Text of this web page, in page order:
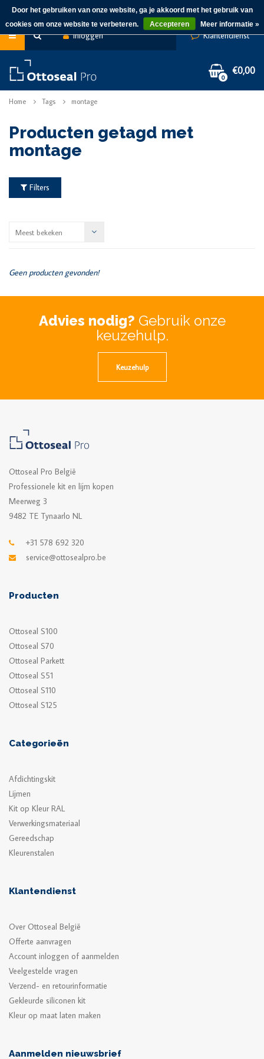
Inloggen Klantendienst
0
€0,00
Home Tags montage
Producten getagd met
montage
Filters
Meest bekeken
Geen producten gevonden!
Advies nodig? Gebruik onze
keuzehulp.
Keuzehulp
Ottoseal Pro België
Professionele kit en lijm kopen
Meerweg 3
9482 TE Tynaarlo NL
+31 578 692 320
service@ottosealpro.be
Producten
Ottoseal S100
Ottoseal S70
Ottoseal Parkett
Ottoseal S51
Ottoseal S110
Ottoseal S125
Categorieën
Afdichtingskit
Lijmen
Kit op Kleur RAL
Verwerkingsmateriaal
Gereedschap
Kleurenstalen
Klantendienst
Over Ottoseal België
Offerte aanvragen
Account inloggen of aanmelden
Veelgestelde vragen
Verzend- en retourinformatie
Gekleurde siliconen kit
Kleur op maat laten maken
Aanmelden nieuwsbrief
Door het gebruiken van onze website, ga je akkoord met het gebruik van
cookies om onze website te verbeteren.
Accepteren Meer informatie »